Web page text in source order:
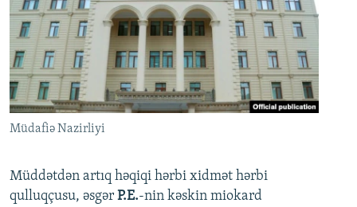
Müdafiə Nazirliyi
Müddətdən artıq həqiqi hərbi xidmət hərbi
qulluqçusu, əsgər P.E.-nin kəskin miokard